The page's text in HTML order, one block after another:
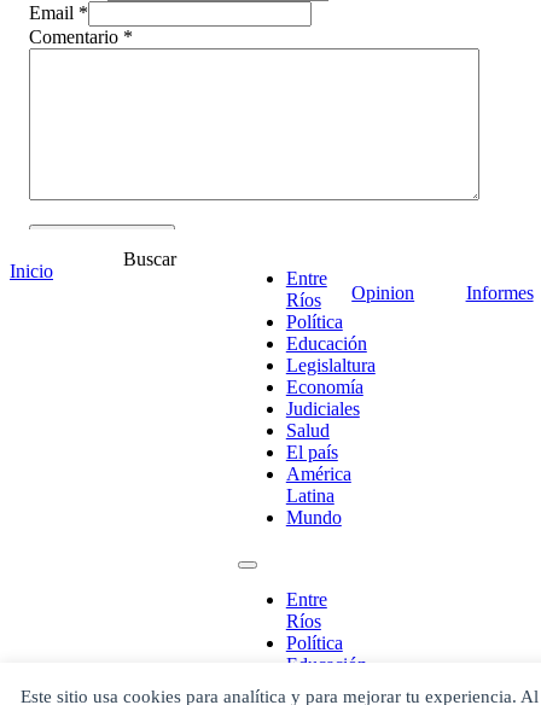
Este sitio usa cookies para analítica y para mejorar tu experiencia. Al
Email *
Comentario *
Inicio
Buscar
Entre
Ríos
Política
Educación
Legislaltura
Economía
Judiciales
Salud
El país
América
Latina
Mundo
Entre
Ríos
Política
Educación
Legislaltura
Opinion Informes
¡Ponete en contacto!
Escribe aquí abajo lo que desees buscar